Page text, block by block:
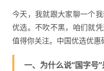
今天，我就跟大家聊一个
优选。不吹不黑，咱们就
值得你关注。中国优选优
一、为什么说“国字号”